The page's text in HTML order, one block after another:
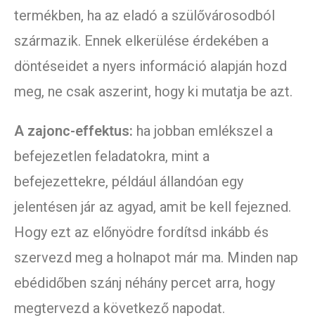
termékben, ha az eladó a szülővárosodból
származik. Ennek elkerülése érdekében a
döntéseidet a nyers információ alapján hozd
meg, ne csak aszerint, hogy ki mutatja be azt.
A zajonc-effektus: ha jobban emlékszel a
befejezetlen feladatokra, mint a
befejezettekre, például állandóan egy
jelentésen jár az agyad, amit be kell fejezned.
Hogy ezt az előnyödre fordítsd inkább és
szervezd meg a holnapot már ma. Minden nap
ebédidőben szánj néhány percet arra, hogy
megtervezd a következő napodat.